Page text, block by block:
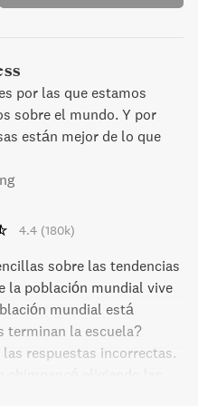
nuestra
por las que estamos
sobre el mundo. Y por
están mejor de lo que
4.4 (180k)
sobre las tendencias
la población mundial vive
mundial está
terminan la escuela?
respuestas incorrectas.
a los maestros,